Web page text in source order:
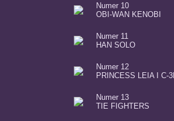
Numer 10
OBI-WAN KENOBI
Numer 11
HAN SOLO
Numer 12
PRINCESS LEIA I C-
Numer 13
TIE FIGHTERS